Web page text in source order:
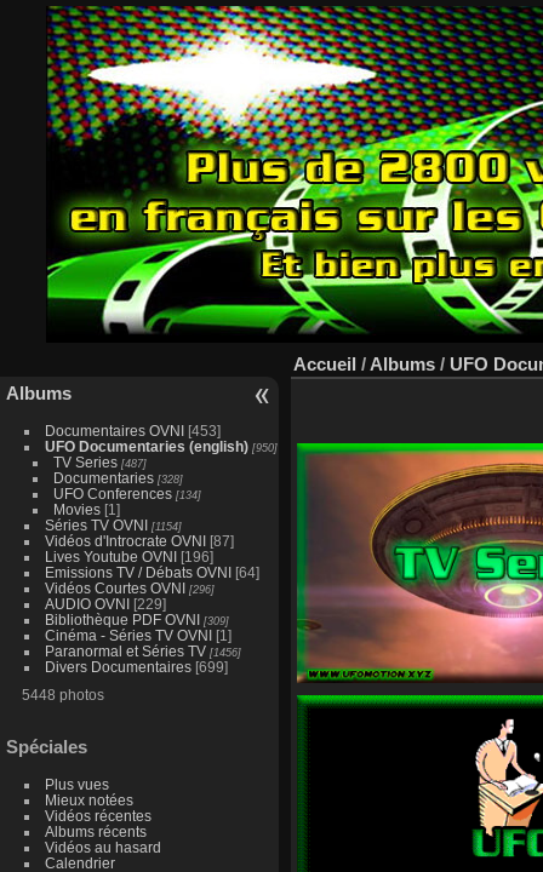
Albums
Documentaires OVNI [453]
UFO Documentaries (english) [950]
TV Series [487]
Documentaries [328]
UFO Conferences [134]
Movies [1]
Séries TV OVNI [1154]
Vidéos d'Introcrate OVNI [87]
Lives Youtube OVNI [196]
Emissions TV / Débats OVNI [64]
Vidéos Courtes OVNI [296]
AUDIO OVNI [229]
Bibliothèque PDF OVNI [309]
Cinéma - Séries TV OVNI [1]
Paranormal et Séries TV [1456]
Divers Documentaires [699]
5448 photos
Spéciales
Plus vues
Mieux notées
Vidéos récentes
Albums récents
Vidéos au hasard
Calendrier
Accueil / Albums / UFO